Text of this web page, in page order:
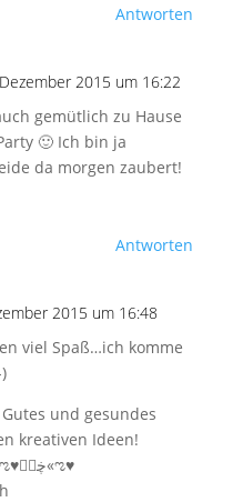
Antworten
2015 um 16:22
gemütlich zu Hause
🙂 Ich bin ja
da morgen zaubert!
Antworten
2015 um 16:48
viel Spaß…ich komme
und gesundes
kreativen Ideen!
♥ڿڰۣ♥ಌڿڰۣ«ಌ♥ڿڰۣ«ಌ♥ڿڰۣ«ಌ♥